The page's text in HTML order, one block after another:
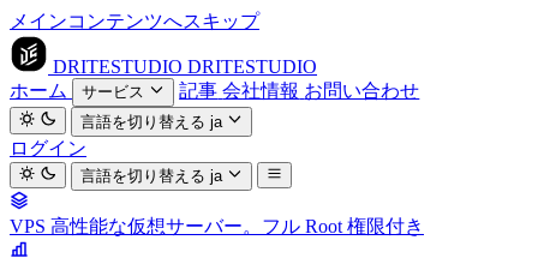
メインコンテンツへスキップ
DRITESTUDIO DRITESTUDIO
ホーム
サービス 記事 会社情報 お問い合わせ
言語を切り替える ja
ログイン
言語を切り替える ja
VPS 高性能な仮想サーバー。フル Root 権限付き